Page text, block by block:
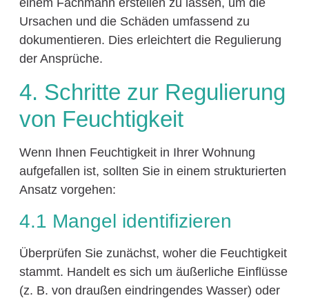
einem Fachmann erstellen zu lassen, um die
Ursachen und die Schäden umfassend zu
dokumentieren. Dies erleichtert die Regulierung
der Ansprüche.
4. Schritte zur Regulierung
von Feuchtigkeit
Wenn Ihnen Feuchtigkeit in Ihrer Wohnung
aufgefallen ist, sollten Sie in einem strukturierten
Ansatz vorgehen:
4.1 Mangel identifizieren
Überprüfen Sie zunächst, woher die Feuchtigkeit
stammt. Handelt es sich um äußerliche Einflüsse
(z. B. von draußen eindringendes Wasser) oder